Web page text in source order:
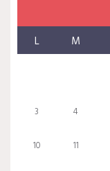
L M
3 4
10 11